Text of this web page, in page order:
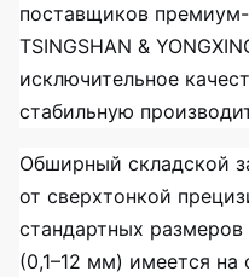
поставщиков премиум-
TSINGSHAN &
исключительное
стабильную
Обширный складской
от сверхтонкой
стандартных
(0,1–12 мм) имеется на